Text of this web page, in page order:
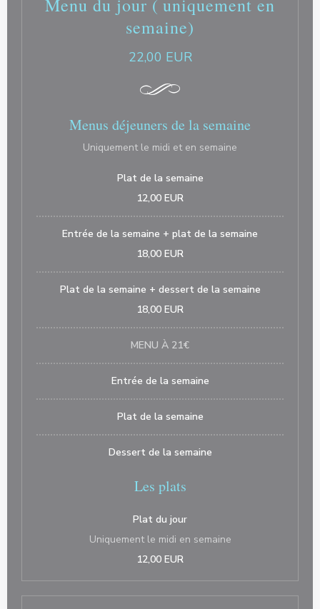
Menu du jour ( uniquement en
semaine)
22,00 EUR
Menus déjeuners de la semaine
Uniquement le midi et en semaine
Plat de la semaine
12,00 EUR
Entrée de la semaine + plat de la semaine
18,00 EUR
Plat de la semaine + dessert de la semaine
18,00 EUR
MENU À 21€
Entrée de la semaine
Plat de la semaine
Dessert de la semaine
Les plats
Plat du jour
Uniquement le midi en semaine
12,00 EUR